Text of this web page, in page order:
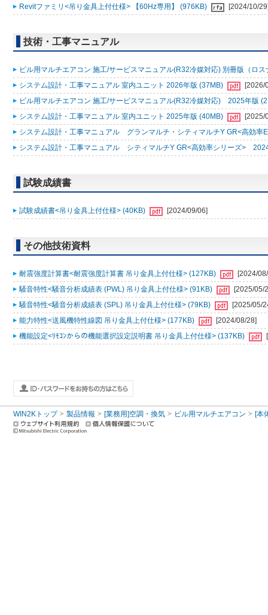
Revitファミリ<吊り金具上付仕様> 【60Hz専用】 (976KB)
[2024/10/
技術・工事マニュアル
ビル用マルチエアコン 施工/サービスマニュアル(R32冷媒対応) 別冊版（ロ
システム設計・工事マニュアル 室内ユニット 2026年版 (37MB)
[2026/
ビル用マルチエアコン 施工/サービスマニュアル(R32冷媒対応) 2025年版
システム設計・工事マニュアル 室内ユニット 2025年版 (40MB)
[2025/
システム設計・工事マニュアル グランマルチ・シティマルチY GR<高効
システム設計・工事マニュアル シティマルチY GR<高効率シリーズ>
試験成績書
試験成績書<吊り金具上付仕様> (40KB) [2024/09/06]
その他技術資料
耐震強度計算書<耐震強度計算書 吊り金具上付仕様> (127KB)
[2024/
騒音特性<騒音分析成績表 (PWL) 吊り金具上付仕様> (91KB)
[2025/05/
騒音特性<騒音分析成績表 (SPL) 吊り金具上付仕様> (79KB)
[2025/05/
能力特性<送風機特性線図 吊り金具上付仕様> (177KB)
[2024/08/28]
機能設定<ﾘﾓｺﾝからの機能選択設定説明書 吊り金具上付仕様> (137KB)
WIN2Kトップ 製品情報 [業務用]空調・換気 ビル用マルチエアコン [本